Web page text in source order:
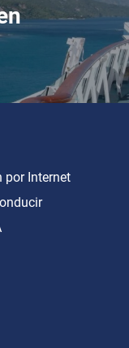
por Internet